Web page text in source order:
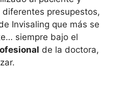
presupestos,
Invisaling que más se
siempre bajo el
de la doctora,